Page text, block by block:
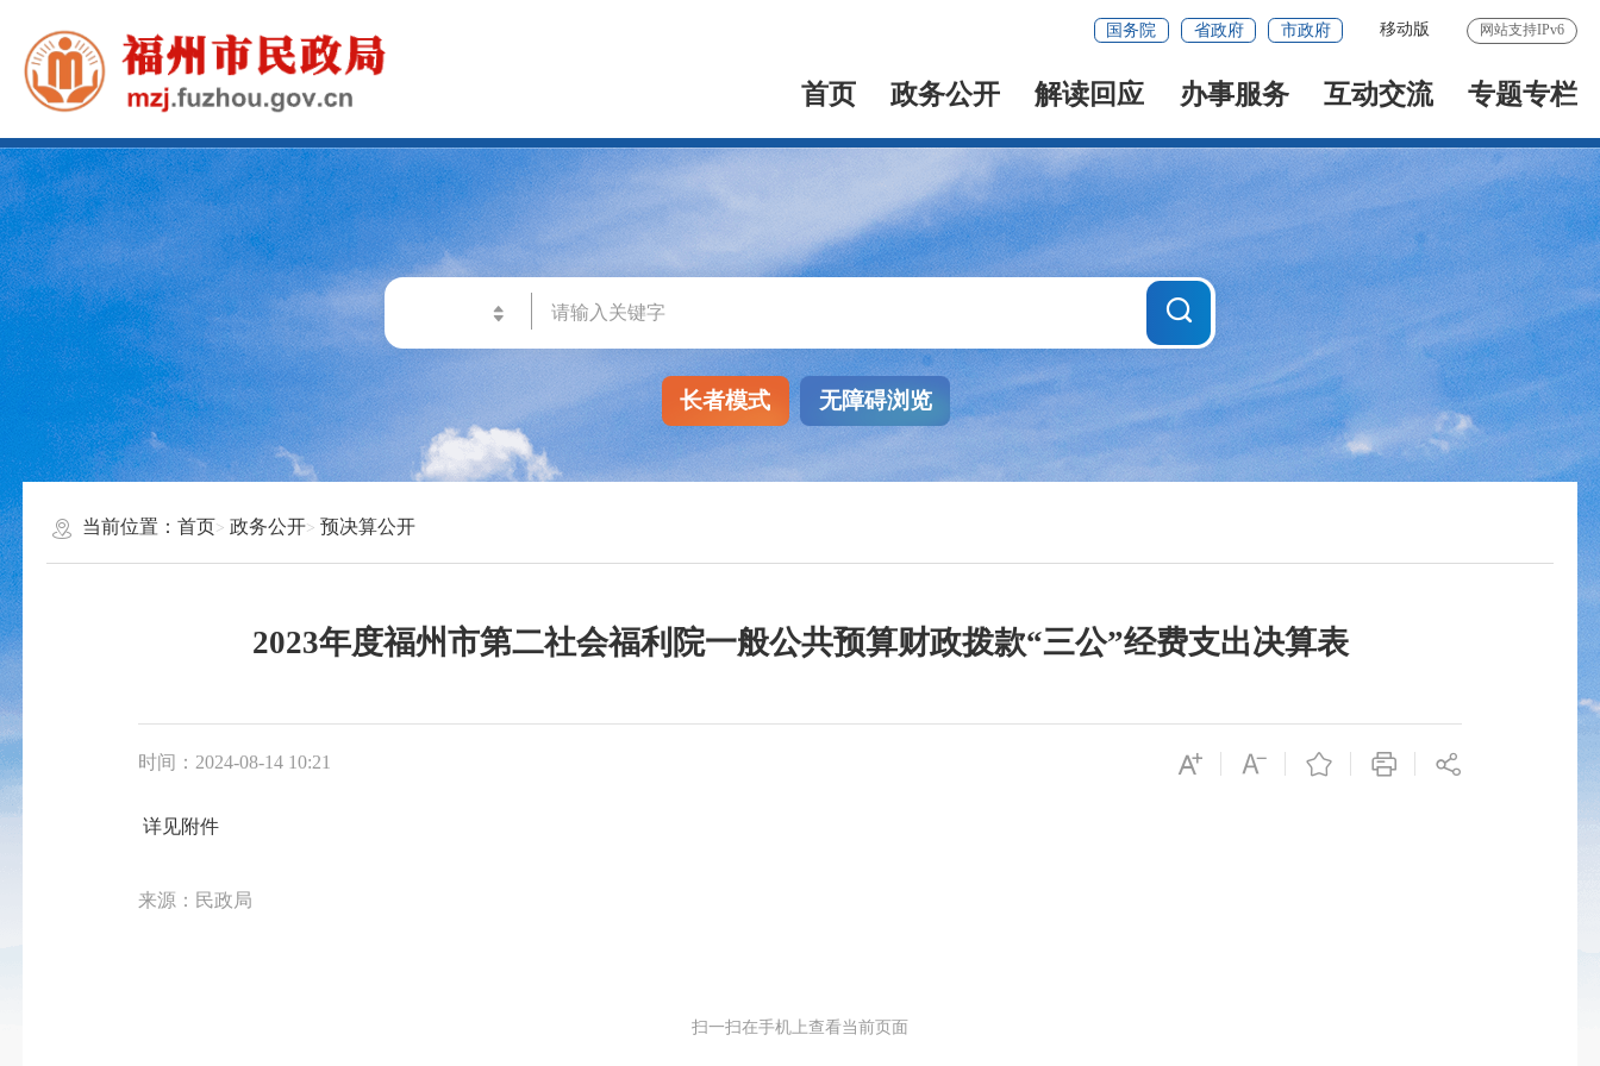
国务院 省政府 市政府 移动版 网站支持IPv6
首页 政务公开 解读回应 办事服务 互动交流 专题专栏
长者模式 无障碍浏览
当前位置：首页 政务公开 预决算公开
2023年度福州市第二社会福利院一般公共预算财政拨款“三公”经费支出决算表
时间：2024-08-14 10:21
详见附件
来源：民政局
扫一扫在手机上查看当前页面